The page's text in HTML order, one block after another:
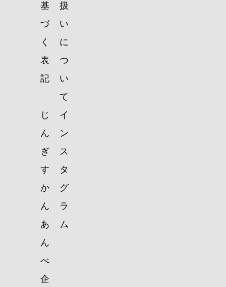
基
づ
く
表
記
扱
い
に
つ
い
て
じ
ん
ぎ
す
か
ん
あ
ん
べ
企
イ
ン
ス
タ
グ
ラ
ム